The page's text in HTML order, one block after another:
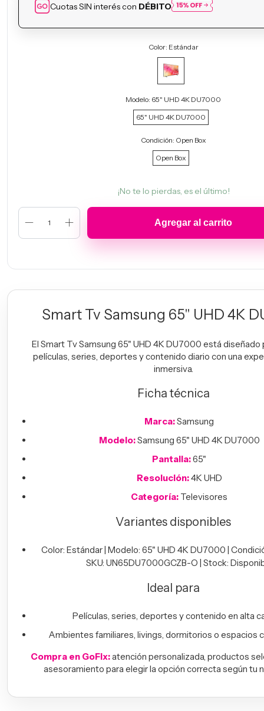
Cuotas SIN interés con DÉBITO
Color: Estándar
Modelo: 65" UHD 4K DU7000
65" UHD 4K DU7000
Condición: Open Box
Open Box
¡No te lo pierdas, es el último!
Smart Tv Samsung 65" UHD 4K
El Smart Tv Samsung 65" UHD 4K DU7000 está diseñado
películas, series, deportes y contenido diario con una
inmersiva.
Ficha técnica
Marca:Samsung
Modelo:Samsung 65" UHD 4K DU7000
Pantalla:65"
Resolución:4K UHD
Categoría: Televisores
Variantes disponibles
Color: Estándar | Modelo: 65" UHD 4K DU7000 |
SKU: UN65DU7000GCZB-O | Stock:
Ideal para
Películas, series, deportes y contenido en alta
Ambientes familiares, livings, dormitorios o espacios
Compra en GoFix:atención personalizada, productos
asesoramiento para elegir la opción correcta según tu